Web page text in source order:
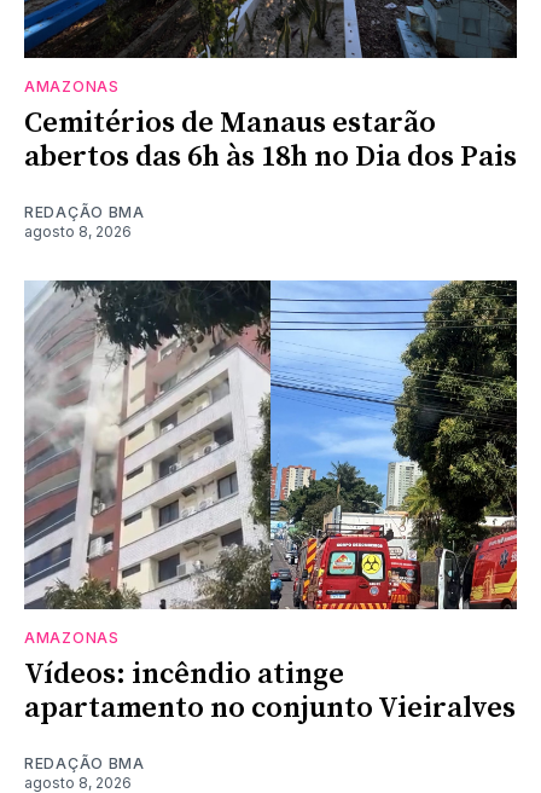
AMAZONAS
Cemitérios de Manaus estarão
abertos das 6h às 18h no Dia dos Pais
REDAÇÃO BMA
agosto 8, 2026
AMAZONAS
Vídeos: incêndio atinge
apartamento no conjunto Vieiralves
REDAÇÃO BMA
agosto 8, 2026